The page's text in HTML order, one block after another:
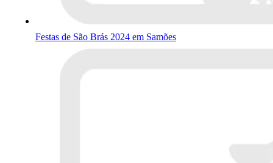
Festas de São Brás 2024 em Samões